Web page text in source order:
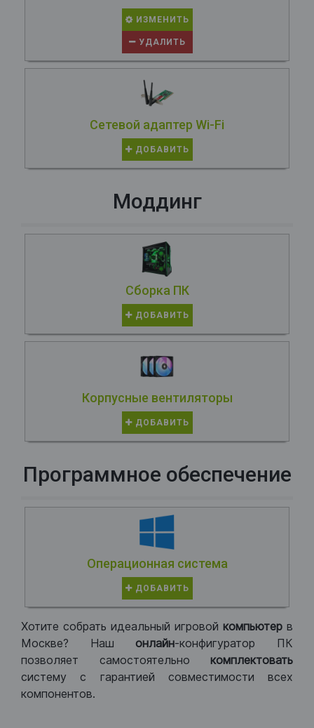
ИЗМЕНИТЬ
УДАЛИТЬ
Сетевой адаптер Wi-Fi
ДОБАВИТЬ
Моддинг
Сборка ПК
ДОБАВИТЬ
Корпусные вентиляторы
ДОБАВИТЬ
Программное обеспечение
Операционная система
ДОБАВИТЬ
Хотите собрать идеальный игровой компьютер в
Москве? Нашонлайн-конфигуратор ПК
позволяет самостоятельно комплектовать
систему с гарантией совместимости всех
компонентов.